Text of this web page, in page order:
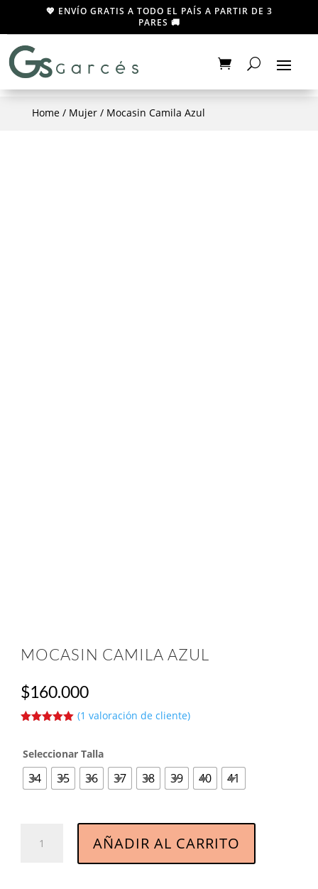
💖 ENVÍO GRATIS A TODO EL PAÍS A PARTIR DE 3
PARES 🚚
Home/ Mujer/ Mocasin Camila Azul
MOCASIN CAMILA AZUL
$160.000
5 basado
en
puntuación
de cliente
(1 valoración de cliente)
Seleccionar Talla
34 35 36 37 38 39 40 41
Camila
AÑADIR AL CARRITO